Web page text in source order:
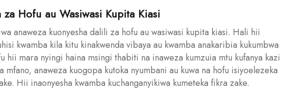
Hofu au Wasiwasi Kupita Kiasi
anaweza kuonyesha dalili za hofu au wasiwasi kupita kiasi. Hali hii
kwamba kila kitu kinakwenda vibaya au kwamba anakaribia kukumbwa
hii mara nyingi haina msingi thabiti na inaweza kumzuia mtu kufanya kazi
mfano, anaweza kuogopa kutoka nyumbani au kuwa na hofu isiyoelezeka
Hii inaonyesha kwamba kuchanganyikiwa kumeteka fikra zake.